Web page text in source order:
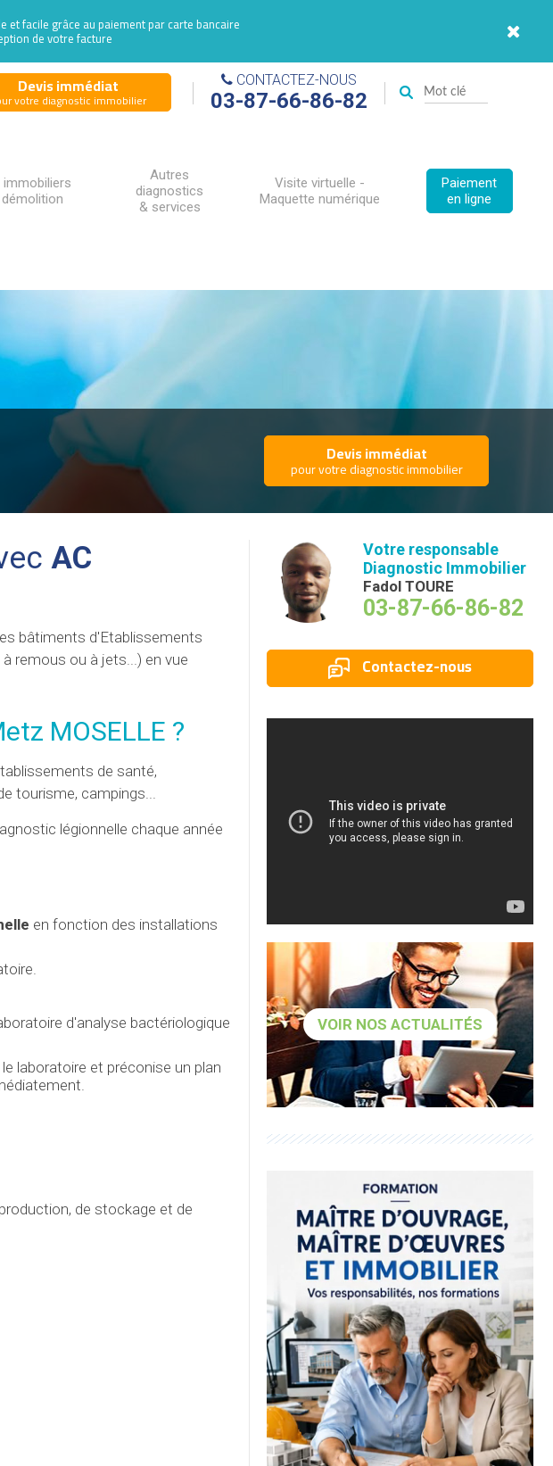
et facile grâce au paiement par carte bancaire
de votre facture
Devis immédiat
votre diagnostic immobilier
CONTACTEZ-NOUS
03-87-66-86-82
Autres
diagnostics
& services
Visite virtuelle -
Maquette numérique
Paiement
en ligne
Devis immédiat
pour votre diagnostic immobilier
AC
bâtiments d'Etablissements
remous ou à jets...) en vue
MOSELLE ?
de santé,
tourisme, campings...
légionnelle chaque année
en fonction des installations
d'analyse bactériologique
laboratoire et préconise un plan
de stockage et de
Votre responsable
Diagnostic Immobilier
Fadol TOURE
03-87-66-86-82
Contactez-nous
VOIR NOS ACTUALITÉS